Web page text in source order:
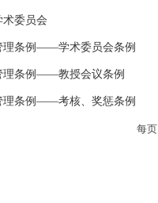
委员会
理条例——学术委员会条例
理条例——教授会议条例
理条例——考核、奖惩条例
每页